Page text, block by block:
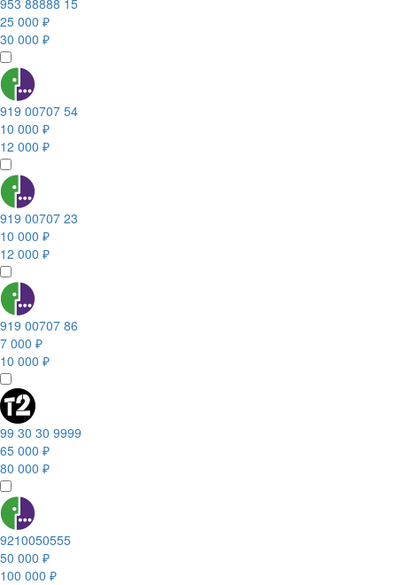
953 88888 15
25 000 ₽
30 000 ₽
919 00707 54
10 000 ₽
12 000 ₽
919 00707 23
10 000 ₽
12 000 ₽
919 00707 86
7 000 ₽
10 000 ₽
99 30 30 9999
65 000 ₽
80 000 ₽
9210050555
50 000 ₽
100 000 ₽